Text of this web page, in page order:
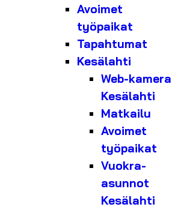
Avoimet
työpaikat
Tapahtumat
Kesälahti
Web-kamera
Kesälahti
Matkailu
Avoimet
työpaikat
Vuokra-
asunnot
Kesälahti